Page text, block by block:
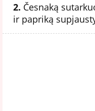
2. Česnaką
ir papriką